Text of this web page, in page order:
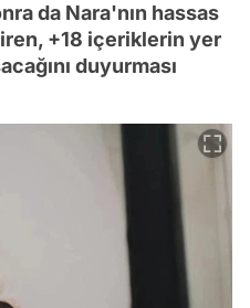
da Nara'nın hassas
+18 içeriklerin yer
duyurması